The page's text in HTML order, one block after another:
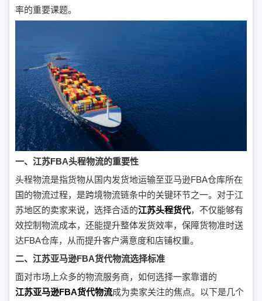
率的重要课题。
一、江苏FBA头程物流的重要性
头程物流是指货物从国内发货地运输至亚马逊FBA仓库所在
国的物流过程，是跨境物流链条中的关键环节之一。对于江
苏地区的卖家来说，选择合适的江苏头程货代，不仅能够有
效控制物流成本，还能提升整体发货效率，保障货物准时送
达FBA仓库，从而提升客户满意度和店铺权重。
二、江苏亚马逊FBA货代物流选择标准
面对市场上众多的物流服务商，如何选择一家靠谱的
江苏亚马逊FBA货代物流成为卖家关注的焦点。以下是几个